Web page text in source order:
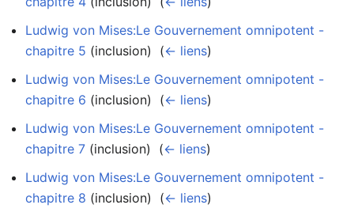
Ludwig von Mises:Le Gouvernement omnipotent -
chapitre 5 (inclusion) ‎ (← liens)
Ludwig von Mises:Le Gouvernement omnipotent -
chapitre 6 (inclusion) ‎ (← liens)
Ludwig von Mises:Le Gouvernement omnipotent -
chapitre 7 (inclusion) ‎ (← liens)
Ludwig von Mises:Le Gouvernement omnipotent -
chapitre 8 (inclusion) ‎ (← liens)